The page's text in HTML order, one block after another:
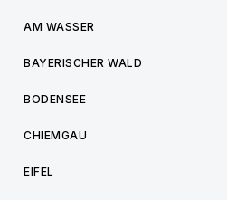
AM WASSER
BAYERISCHER WALD
BODENSEE
CHIEMGAU
EIFEL